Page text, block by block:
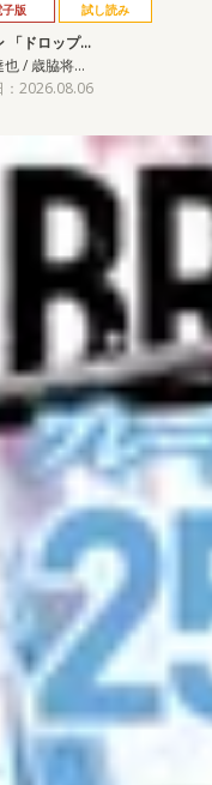
子版 試し読み
「ドロップ…
也 / 歳脇将…
：2026.08.06